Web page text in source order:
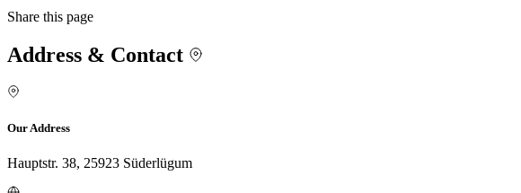
Share this page
Address & Contact
Our Address
Hauptstr. 38, 25923 Süderlügum